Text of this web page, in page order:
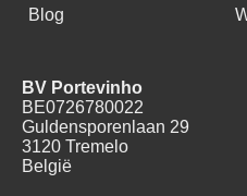
Blog
BV Portevinho
BE0726780022
Guldensporenlaan 29
3120 Tremelo
België